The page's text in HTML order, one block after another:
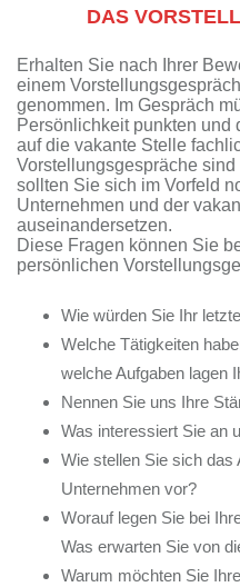
DAS
Erhalten Sie nach Ihrer
einem
genommen. Im Gespräch
Persönlichkeit punkten und
auf die vakante Stelle
Vorstellungsgespräche
sollten Sie sich im Vorfeld
Unternehmen und der
auseinandersetzen.
Diese Fragen können Sie
persönlichen
Wie würden Sie Ihr
Welche Tätigkeiten
welche Aufgaben lagen
Nennen Sie uns Ihre
Was interessiert Sie an
Wie stellen Sie sich das
Unternehmen vor?
Worauf legen Sie bei
Was erwarten Sie von
Warum möchten Sie